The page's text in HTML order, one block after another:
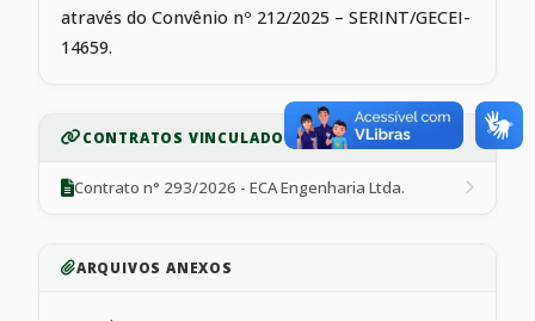
através do Convênio nº 212/2025 – SERINT/GECEI-
14659.
CONTRATOS VINCULADOS
Contrato n° 293/2026 - ECA Engenharia Ltda.
ARQUIVOS ANEXOS